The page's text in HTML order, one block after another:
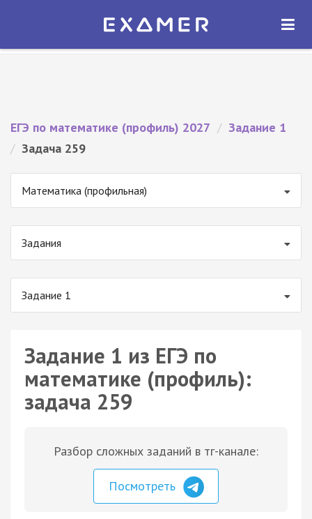
Экзамер — ЕГЭ 2027
ОТКРЫТЬ
ЕГЭ по математике (профиль) 2027 / Задание 1
/ Задача 259
Математика (профильная)
Задания
Задание 1
Задание 1 из ЕГЭ по
математике (профиль):
задача 259
Разбор сложных заданий в тг-канале:
Посмотреть